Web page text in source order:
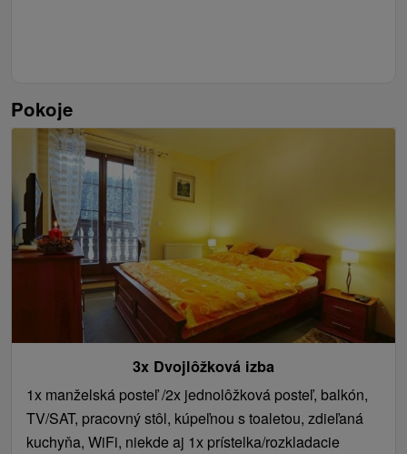
Pokoje
3x Dvojlôžková izba
1x manželská posteľ /2x jednolôžková posteľ, balkón,
TV/SAT, pracovný stôl, kúpeľnou s toaletou, zdieľaná
kuchyňa, WiFi, niekde aj 1x prístelka/rozkladacie